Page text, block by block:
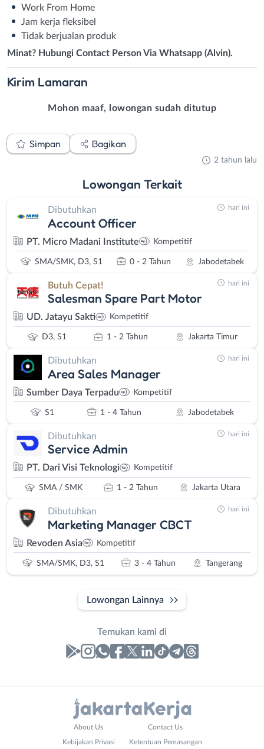
Work From Home
Jam kerja fleksibel
Tidak berjualan produk
Minat? Hubungi Contact Person Via Whatsapp (Alvin).
Kirim Lamaran
Mohon maaf, lowongan sudah ditutup
Simpan Bagikan
2 tahun lalu
Lowongan Terkait
Dibutuhkan
Account Officer
PT. Micro Madani Institute Kompetitif
SMA/SMK, D3, S1 0 - 2 Tahun Jabodetabek
hari ini
Butuh Cepat!
Salesman Spare Part Motor
UD. Jatayu Sakti Kompetitif
D3, S1 1 - 2 Tahun Jakarta Timur
hari ini
Dibutuhkan
Area Sales Manager
Sumber Daya Terpadu Kompetitif
S1 1 - 4 Tahun Jabodetabek
hari ini
Dibutuhkan
Service Admin
PT. Dari Visi Teknologi Kompetitif
SMA / SMK 1 - 2 Tahun Jakarta Utara
hari ini
Dibutuhkan
Marketing Manager CBCT
Revoden Asia Kompetitif
SMA/SMK, D3, S1 3 - 4 Tahun Tangerang
hari ini
Lowongan Lainnya
Temukan kami di
About Us Contact Us
Kebijakan Privasi Ketentuan Pemasangan